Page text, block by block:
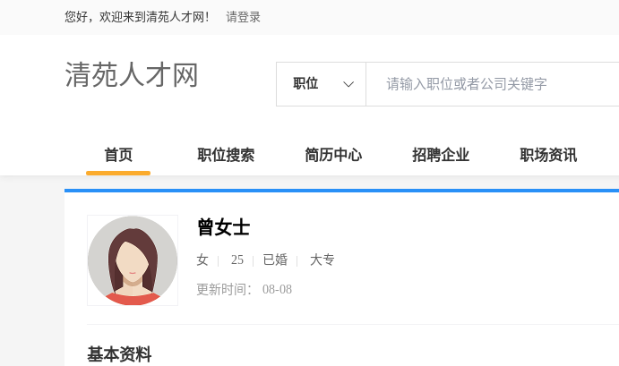
您好，欢迎来到清苑人才网！ 请登录
清苑人才网 职位
首页 职位搜索 简历中心 招聘企业 职场资讯
曾女士
女 25 已婚 大专
更新时间： 08-08
基本资料